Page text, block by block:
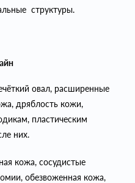
структуры.
овал, расширенные
дряблость кожи,
пластическим
них.
кожа, сосудистые
обезвоженная кожа,